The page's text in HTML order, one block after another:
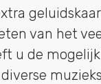
van het
u de